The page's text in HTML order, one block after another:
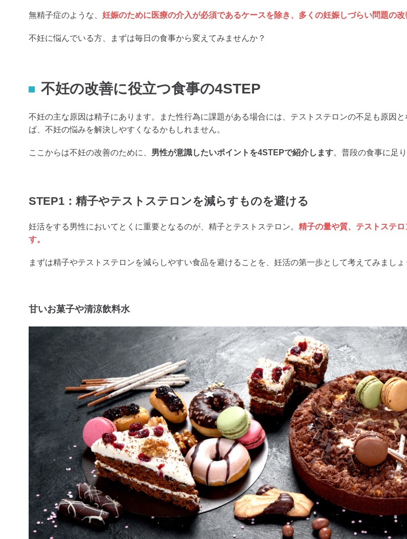
無精子症のような、 妊娠のために医療の介入が必須であるケースを除き、多くの妊娠しづらい問題の改
不妊に悩んでいる方、まずは毎日の食事から変えてみませんか？
不妊の改善に役立つ食事の4STEP
不妊の主な原因は精子にあります。また性行為に課題がある場合には、テストステロンの不足も原因
ば、不妊の悩みを解決しやすくなるかもしれません。
ここからは不妊の改善のために、 男性が意識したいポイントを4STEPで紹介します。普段の食事に足
STEP1：精子やテストステロンを減らすものを避ける
妊活をする男性においてとくに重要となるのが、精子とテストステロン。 精子の量や質、テストステ
す。
まずは精子やテストステロンを減らしやすい食品を避けることを、妊活の第一歩として考えてみましょ
甘いお菓子や清涼飲料水